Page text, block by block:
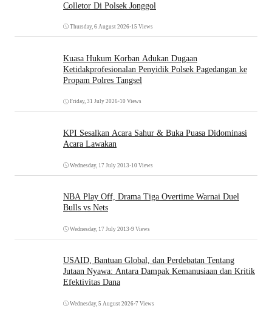
Colletor Di Polsek Jonggol
Thursday, 6 August 2026•15 Views
Kuasa Hukum Korban Adukan Dugaan
Ketidakprofesionalan Penyidik Polsek Pagedangan ke
Propam Polres Tangsel
Friday, 31 July 2026•10 Views
KPI Sesalkan Acara Sahur & Buka Puasa Didominasi
Acara Lawakan
Wednesday, 17 July 2013 •10 Views
NBA Play Off, Drama Tiga Overtime Warnai Duel
Bulls vs Nets
Wednesday, 17 July 2013 •9 Views
USAID, Bantuan Global, dan Perdebatan Tentang
Jutaan Nyawa: Antara Dampak Kemanusiaan dan Kritik
Efektivitas Dana
Wednesday, 5 August 2026•7 Views